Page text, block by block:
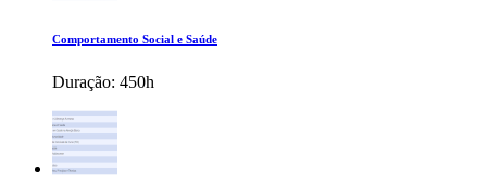
Comportamento Social e Saúde
Duração: 450h